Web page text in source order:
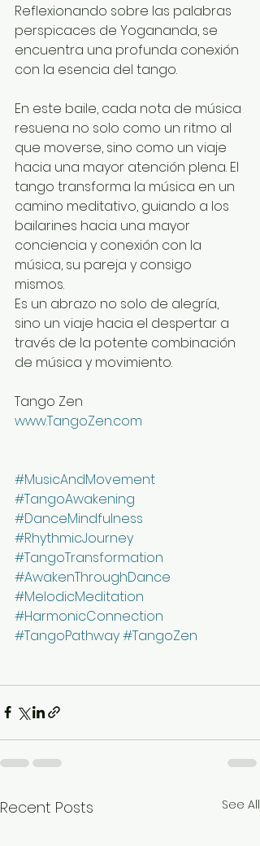
Reflexionando sobre las palabras
perspicaces de Yogananda, se
encuentra una profunda conexión
con la esencia del tango.
En este baile, cada nota de música
resuena no solo como un ritmo al
que moverse, sino como un viaje
hacia una mayor atención plena. El
tango transforma la música en un
camino meditativo, guiando a los
bailarines hacia una mayor
conciencia y conexión con la
música, su pareja y consigo
mismos.
Es un abrazo no solo de alegría,
sino un viaje hacia el despertar a
través de la potente combinación
de música y movimiento.
Tango Zen
www.TangoZen.com
#MusicAndMovement
#TangoAwakening
#DanceMindfulness
#RhythmicJourney
#TangoTransformation
#AwakenThroughDance
#MelodicMeditation
#HarmonicConnection
#TangoPathway#TangoZen
Recent Posts See All